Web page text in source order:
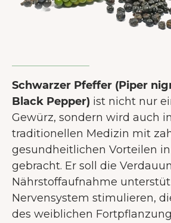
Schwarzer Pfeffer (Piper
Black Pepper) ist nicht nur
Gewürz, sondern wird auch
traditionellen Medizin mit
gesundheitlichen Vorteilen
gebracht. Er soll die
Nährstoffaufnahme
Nervensystem stimulieren,
des weiblichen